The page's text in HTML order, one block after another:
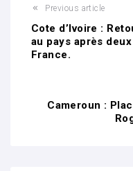
Previous article
Cote d’Ivoire :
au pays après
France.
Cameroun :